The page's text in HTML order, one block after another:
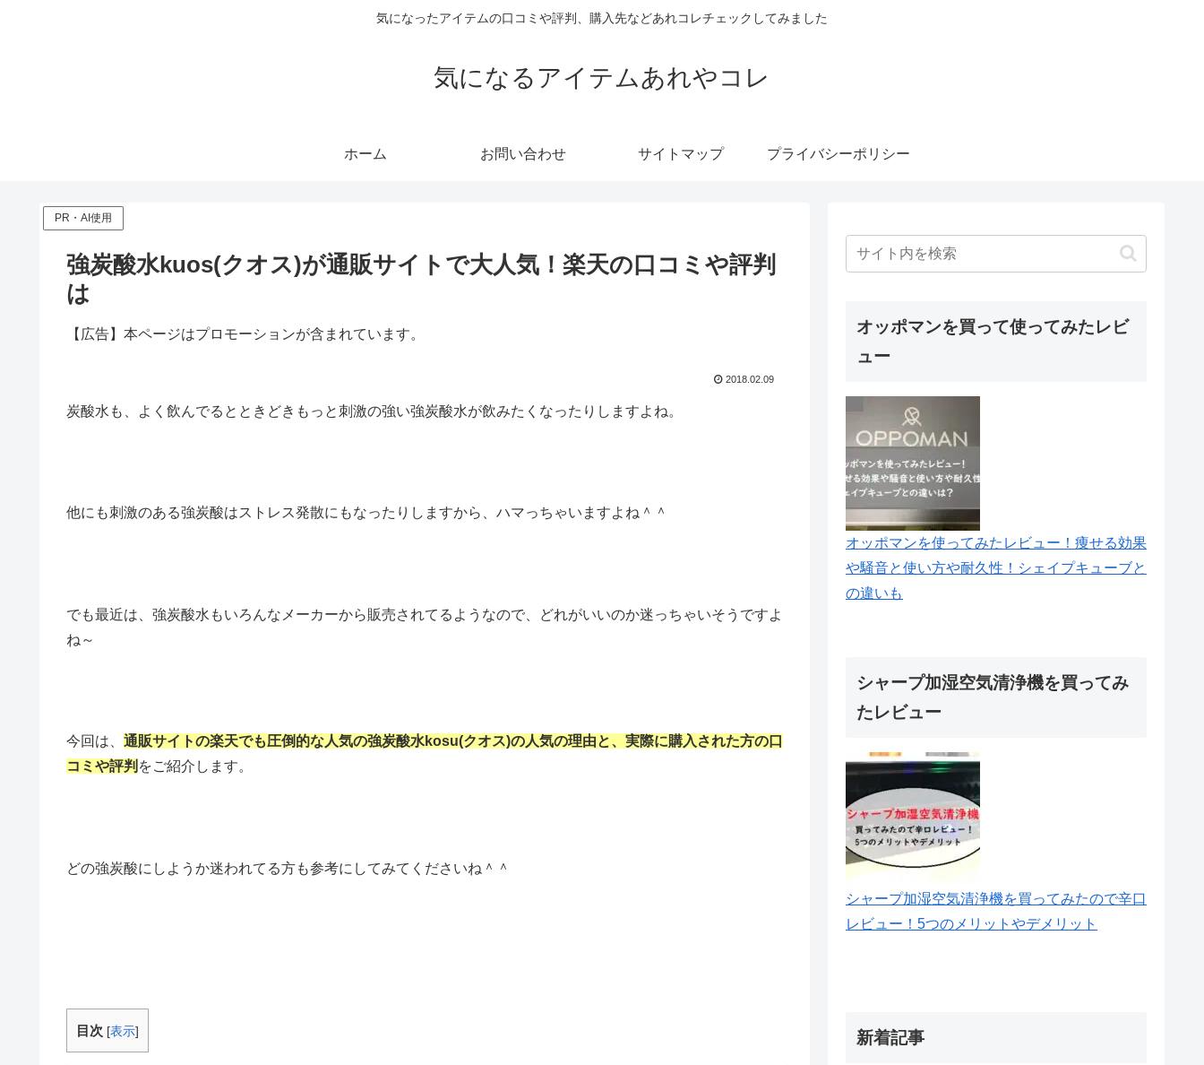
気になったアイテムの口コミや評判、購入先などあれコレチェックしてみました
気になるアイテムあれやコレ
ホーム お問い合わせ サイトマップ プライバシーポリシー
PR・AI使用
強炭酸水kuos(クオス)が通販サイトで大人気！楽天の口コミや評判
は
【広告】本ページはプロモーションが含まれています。
2018.02.09
炭酸水も、よく飲んでるとときどきもっと刺激の強い強炭酸水が飲みたくなったりしますよね。
他にも刺激のある強炭酸はストレス発散にもなったりしますから、ハマっちゃいますよね＾＾
でも最近は、強炭酸水もいろんなメーカーから販売されてるようなので、どれがいいのか迷っちゃいそうですよ
ね～
今回は、 通販サイトの楽天でも圧倒的な人気の強炭酸水kosu(クオス)の人気の理由と、実際に購入された方の口
コミや評判 をご紹介します。
どの強炭酸にしようか迷われてる方も参考にしてみてくださいね＾＾
目次 [表示]
オッポマンを買って使ってみたレビ
ュー
オッポマンを使ってみたレビュー！痩せる効果
や騒音と使い方や耐久性！シェイプキューブと
の違いも
シャープ加湿空気清浄機を買ってみ
たレビュー
シャープ加湿空気清浄機を買ってみたので辛口
レビュー！5つのメリットやデメリット
新着記事